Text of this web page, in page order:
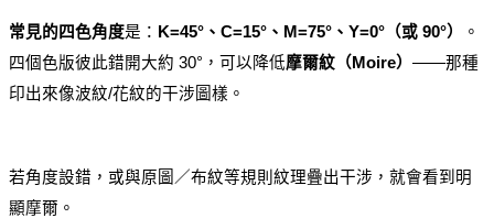
常見的四色角度是： K=45°、C=15°、M=75°、Y=0°（或 90°）
。
四個色版彼此錯開大約 30°，可以降低摩爾紋（Moire） ——那種
印出來像波紋/花紋的干涉圖樣。
若角度設錯，或與原圖／布紋等規則紋理疊出干涉，就會看到明
顯摩爾。